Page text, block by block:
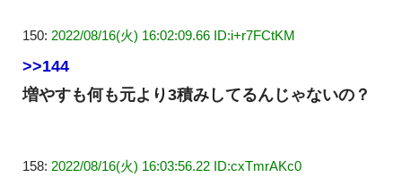
150: 2022/08/16(火) 16:02:09.66 ID:i+r7FCtKM
>>144
増やすも何も元より3積みしてるんじゃないの？
158: 2022/08/16(火) 16:03:56.22 ID:cxTmrAKc0